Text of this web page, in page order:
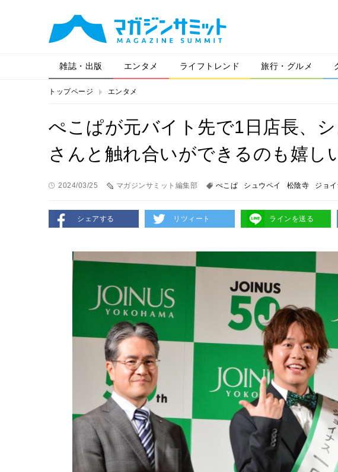
雑誌・出版 エンタメ ライフトレンド 旅行・グルメ
トップページ エンタメ
ぺこぱが元バイト先で1日店長、
さんと触れ合いができるのも嬉し
2024/03/25 マガジンサミット編集部 ぺこぱ シュウペイ 松陰寺 ジョ
シェアする リツィート ラインを送る